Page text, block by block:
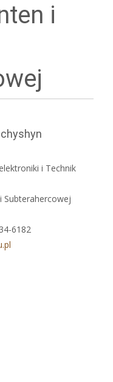
i
i Technik
Subterahercowej
6182